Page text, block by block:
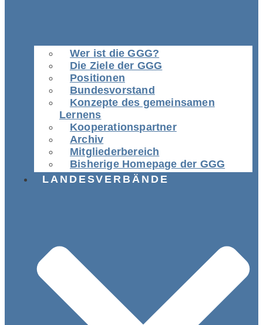
Wer ist die GGG?
Die Ziele der GGG
Positionen
Bundesvorstand
Konzepte des gemeinsamen
Lernens
Kooperationspartner
Archiv
Mitgliederbereich
Bisherige Homepage der GGG
LANDESVERBÄNDE